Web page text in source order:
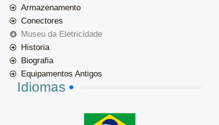
Armazenamento
Conectores
Museu da Eletricidade
Historia
Biografia
Equipamentos Antigos
Idiomas